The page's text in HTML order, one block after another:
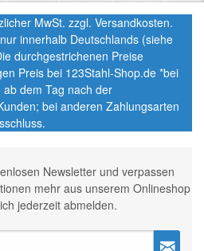
MwSt. zzgl. Versandkosten.
innerhalb Deutschlands (siehe
durchgestrichenen Preise
Preis bei 123Stahl-Shop.de *bei
dem Tag nach der
bei anderen Zahlungsarten
Newsletter und verpassen
mehr aus unserem Onlineshop
jederzeit abmelden.